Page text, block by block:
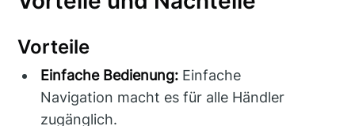
Vorteile
Einfache Bedienung: Einfache
Navigation macht es für alle Händler
zugänglich.